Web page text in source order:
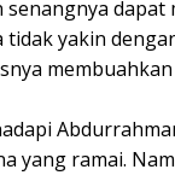
tidak yakin
yang ramai.